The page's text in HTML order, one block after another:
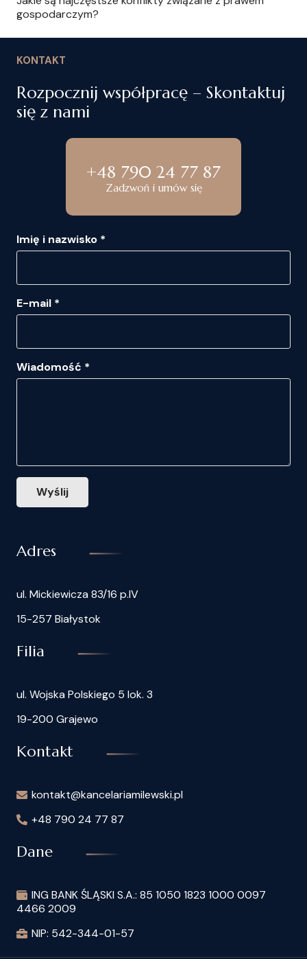
gospodarczym?
KONTAKT
Rozpocznij współpracę – Skontaktuj
się z nami
+48 790 24 77 87
Zadzwoń i umów się
Imię i nazwisko *
E-mail *
Wiadomość *
Wyślij
Adres
ul. Mickiewicza 83/16 p.IV
15-257 Białystok
Filia
ul. Wojska Polskiego 5 lok. 3
19-200 Grajewo
Kontakt
kontakt@kancelariamilewski.pl
+48 790 24 77 87
Dane
ING BANK ŚLĄSKI S.A.: 85 1050 1823 1000 0097
4466 2009
NIP: 542-344-01-57